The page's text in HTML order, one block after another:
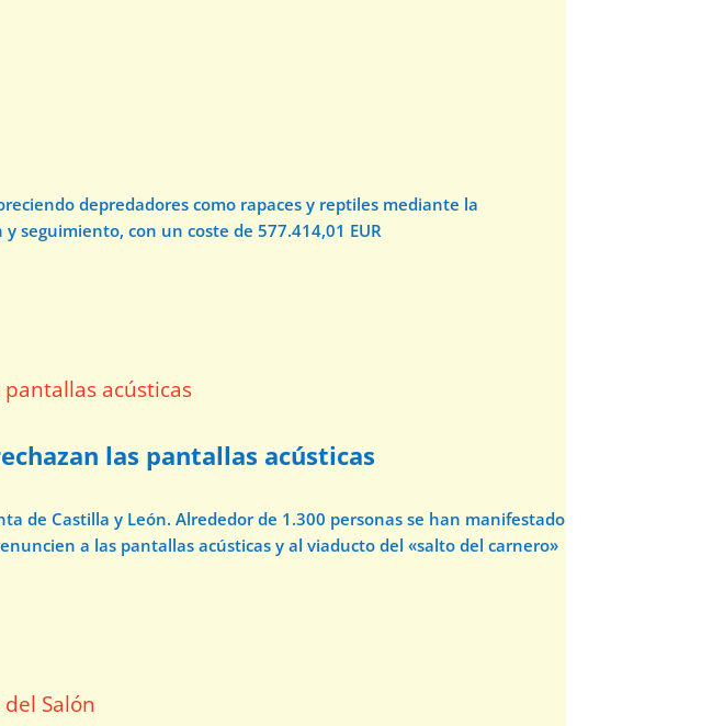
depredadores como rapaces y reptiles mediante la
seguimiento, con un coste de 577.414,01 EUR
las pantallas acústicas
de Castilla y León. Alrededor de 1.300 personas se han manifestado
a las pantallas acústicas y al viaducto del «salto del carnero»